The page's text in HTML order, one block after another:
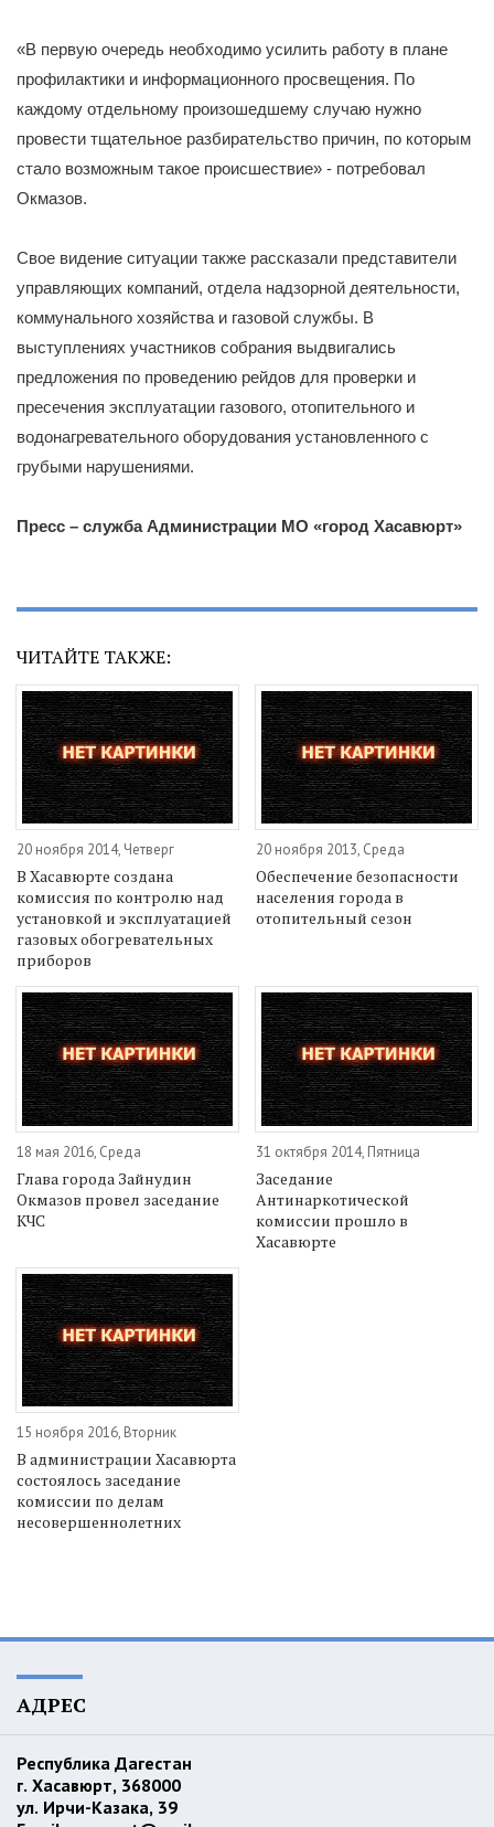
«В первую очередь необходимо усилить работу в плане
профилактики и информационного просвещения. По
каждому отдельному произошедшему случаю нужно
провести тщательное разбирательство причин, по которым
стало возможным такое происшествие» - потребовал
Окмазов.
Свое видение ситуации также рассказали представители
управляющих компаний, отдела надзорной деятельности,
коммунального хозяйства и газовой службы. В
выступлениях участников собрания выдвигались
предложения по проведению рейдов для проверки и
пресечения эксплуатации газового, отопительного и
водонагревательного оборудования установленного с
грубыми нарушениями.
Пресс – служба Администрации МО «город Хасавюрт»
ЧИТАЙТЕ ТАКЖЕ:
20 ноября 2014, Четверг
В Хасавюрте создана
комиссия по контролю над
установкой и эксплуатацией
газовых обогревательных
приборов
20 ноября 2013, Среда
Обеспечение безопасности
населения города в
отопительный сезон
18 мая 2016, Среда
Глава города Зайнудин
Окмазов провел заседание
КЧС
31 октября 2014, Пятница
Заседание
Антинаркотической
комиссии прошло в
Хасавюрте
15 ноября 2016, Вторник
В администрации Хасавюрта
состоялось заседание
комиссии по делам
несовершеннолетних
АДРЕС
Республика Дагестан
г. Хасавюрт, 368000
ул. Ирчи-Казака, 39